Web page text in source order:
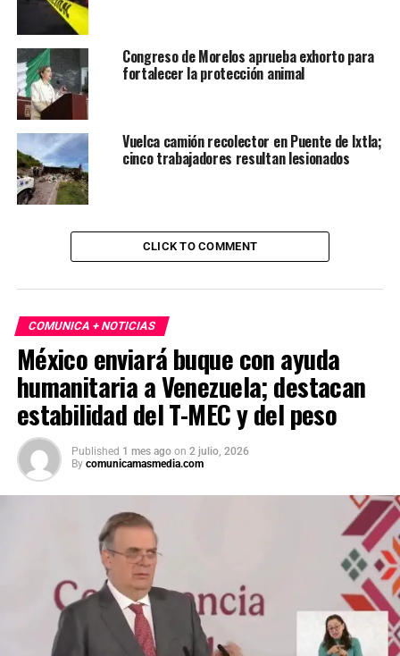
Congreso de Morelos aprueba exhorto para
fortalecer la protección animal
Vuelca camión recolector en Puente de Ixtla;
cinco trabajadores resultan lesionados
CLICK TO COMMENT
COMUNICA + NOTICIAS
México enviará buque con ayuda
humanitaria a Venezuela; destacan
estabilidad del T-MEC y del peso
Published 1 mes ago on 2 julio, 2026
By comunicamasmedia.com